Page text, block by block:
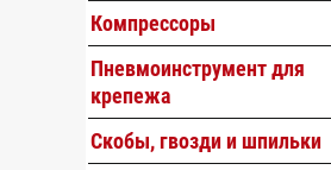
Компрессоры
Пневмоинструмент для
крепежа
Скобы, гвозди и шпильки